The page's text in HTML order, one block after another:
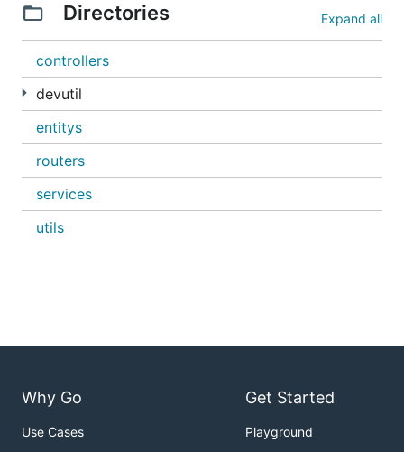
rbac权限代码
6.控制器单元测试
开发api,不需要使用postman 进行api调试，极大提高效
率
单元测试的时候,将conf文件软链接到controllers 和
services下,这样goland就可以直接执行测试代码
7.根据数据库表结构生成services和controller的工具
此框架基于beego,以及gomod模式 ,什么是
gomod?
Directories Expand all
controllers
devutil
entitys
routers
services
utils
Why Go
Use Cases
Get Started
Playground